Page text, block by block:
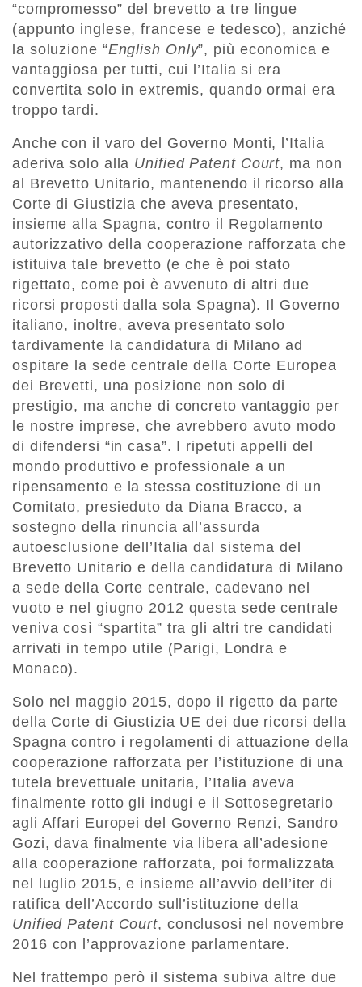
“compromesso” del brevetto a tre lingue
(appunto inglese, francese e tedesco), anziché
la soluzione “English Only”, più economica e
vantaggiosa per tutti, cui l’Italia si era
convertita solo in extremis, quando ormai era
troppo tardi.
Anche con il varo del Governo Monti, l’Italia
aderiva solo alla Unified Patent Court, ma non
al Brevetto Unitario, mantenendo il ricorso alla
Corte di Giustizia che aveva presentato,
insieme alla Spagna, contro il Regolamento
autorizzativo della cooperazione rafforzata che
istituiva tale brevetto (e che è poi stato
rigettato, come poi è avvenuto di altri due
ricorsi proposti dalla sola Spagna). Il Governo
italiano, inoltre, aveva presentato solo
tardivamente la candidatura di Milano ad
ospitare la sede centrale della Corte Europea
dei Brevetti, una posizione non solo di
prestigio, ma anche di concreto vantaggio per
le nostre imprese, che avrebbero avuto modo
di difendersi “in casa”. I ripetuti appelli del
mondo produttivo e professionale a un
ripensamento e la stessa costituzione di un
Comitato, presieduto da Diana Bracco, a
sostegno della rinuncia all’assurda
autoesclusione dell’Italia dal sistema del
Brevetto Unitario e della candidatura di Milano
a sede della Corte centrale, cadevano nel
vuoto e nel giugno 2012 questa sede centrale
veniva così “spartita” tra gli altri tre candidati
arrivati in tempo utile (Parigi, Londra e
Monaco).
Solo nel maggio 2015, dopo il rigetto da parte
della Corte di Giustizia UE dei due ricorsi della
Spagna contro i regolamenti di attuazione della
cooperazione rafforzata per l’istituzione di una
tutela brevettuale unitaria, l’Italia aveva
finalmente rotto gli indugi e il Sottosegretario
agli Affari Europei del Governo Renzi, Sandro
Gozi, dava finalmente via libera all’adesione
alla cooperazione rafforzata, poi formalizzata
nel luglio 2015, e insieme all’avvio dell’iter di
ratifica dell’Accordo sull’istituzione della
Unified Patent Court, conclusosi nel novembre
2016 con l’approvazione parlamentare.
Nel frattempo però il sistema subiva altre due